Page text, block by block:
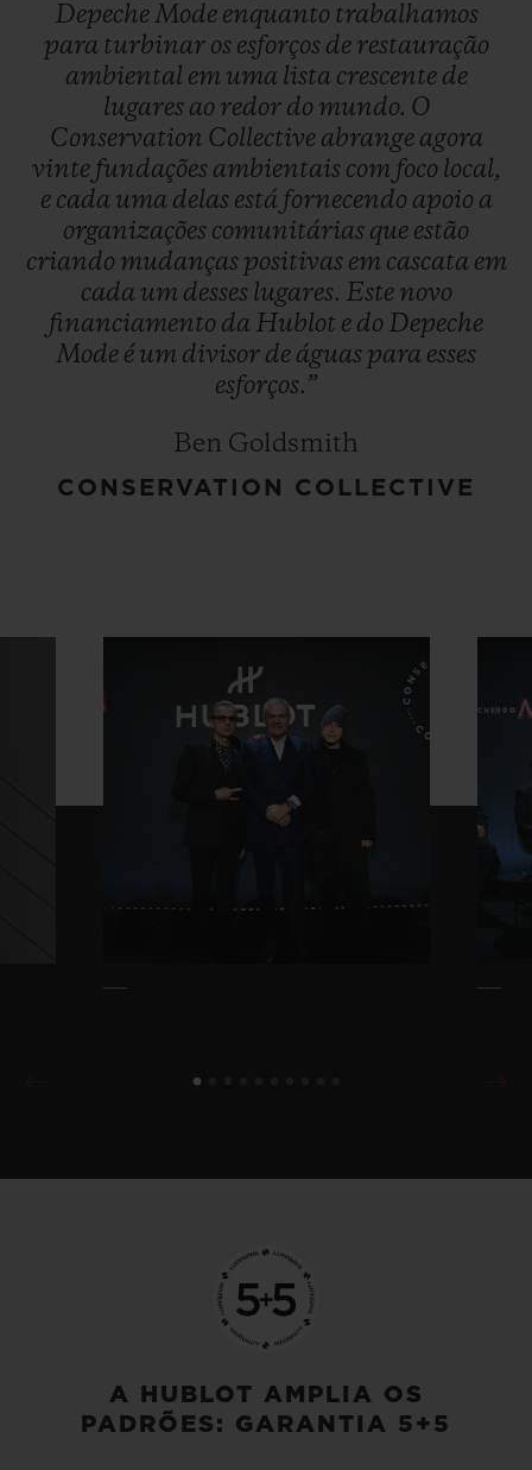
DepecheMode enquanto trabalhamos
para turbinar os esforços de restauração
ambiental em uma lista crescente de
lugares ao redor do mundo. O
Conservation Collective abrange agora
vinte fundações ambientais com foco local,
e cada uma delas está fornecendo apoio a
organizações comunitárias que estão
criando mudanças positivas em cascata em
cada um desses lugares. Este novo
financiamento da Hublot e do Depeche
Mode é um divisor de águas para esses
esforços.”
Ben Goldsmith
CONSERVATION COLLECTIVE
A HUBLOT AMPLIA OS
PADRÕES: GARANTIA 5+5